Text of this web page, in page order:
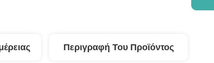
Περιγραφή Του Προϊόντος